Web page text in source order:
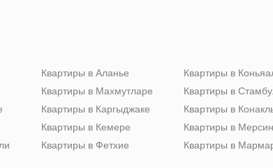
Квартиры в Аланье
Квартиры в Махмутларе
Квартиры в Каргыджаке
Квартиры в Кемере
Квартиры в Фетхие
Квартиры в
Квартиры в
Квартиры в
Квартиры в
Квартиры в